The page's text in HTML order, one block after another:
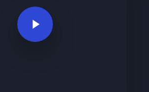
Play Video